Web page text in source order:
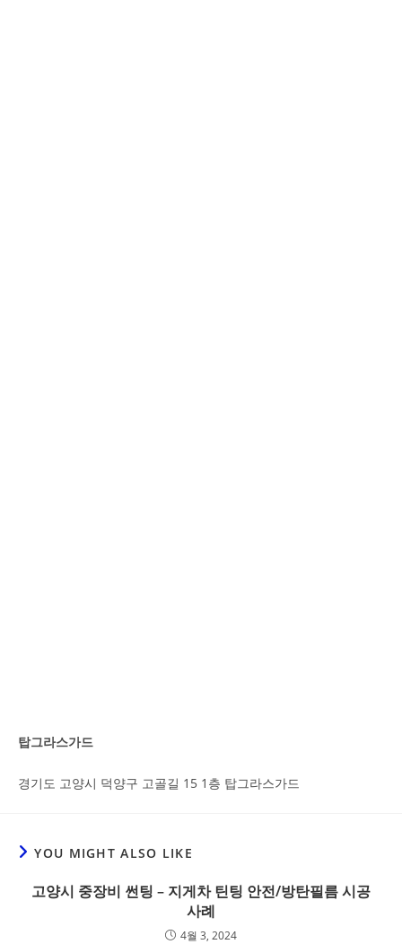
탑그라스가드
경기도 고양시 덕양구 고골길 15 1층 탑그라스가드
YOU MIGHT ALSO LIKE
고양시 중장비 썬팅 – 지게차 틴팅 안전/방탄필름 시공
사례
4월 3, 2024